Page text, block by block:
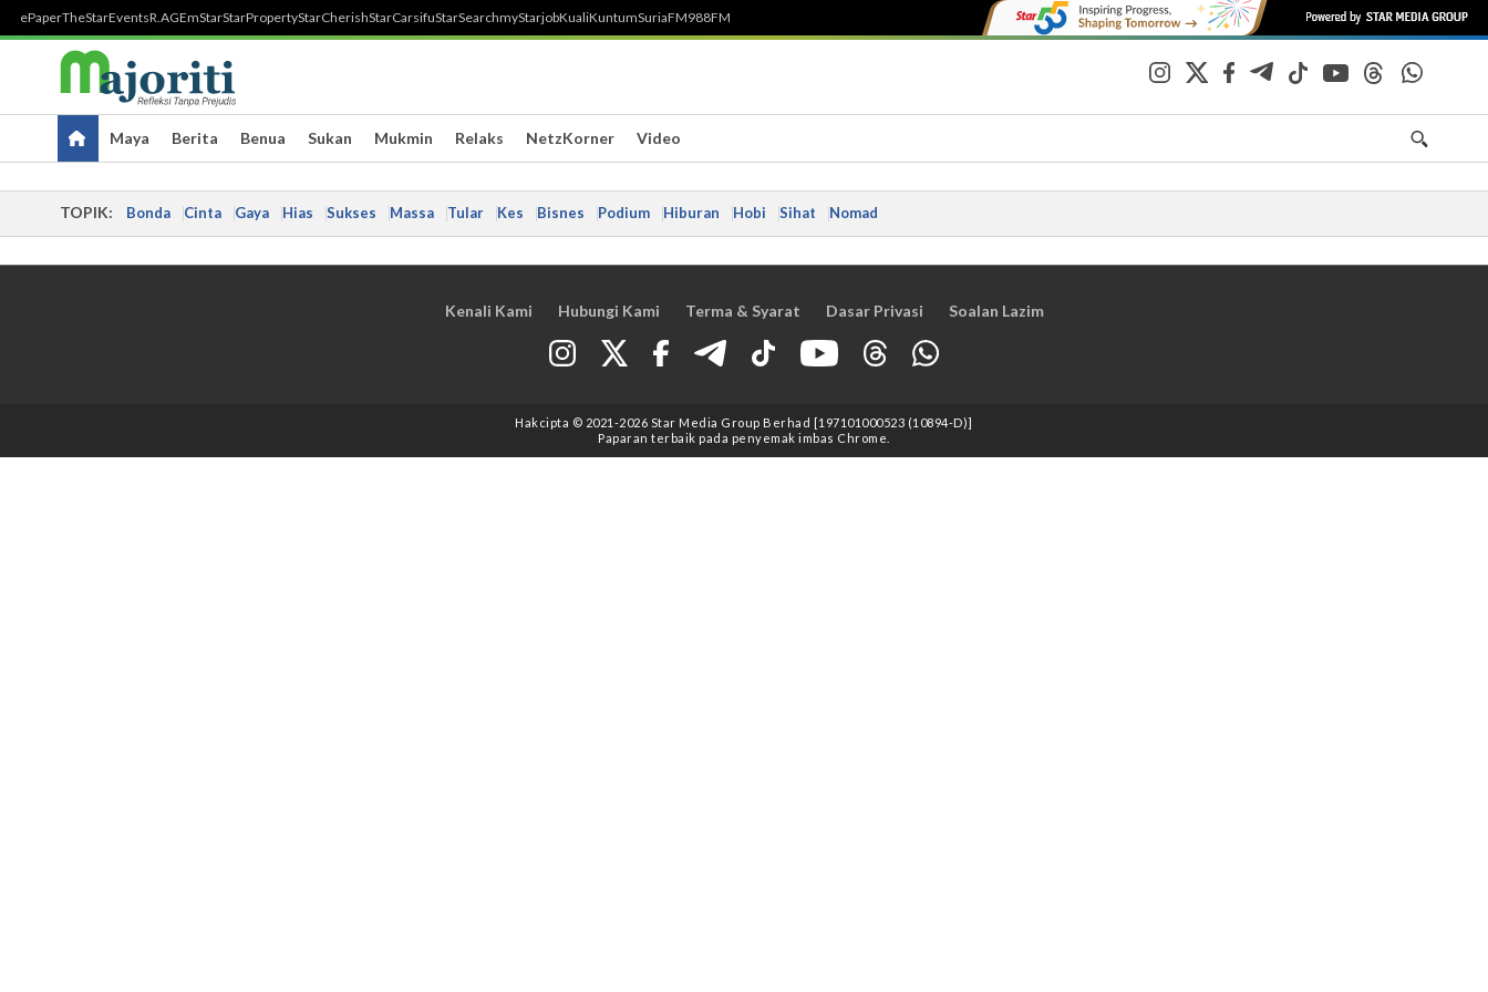
ePaperTheStarEventsR.AGEmStarStarPropertyStarCherishStarCarsifuStarSearchmyStarjobKualiKuntumSuriaFM988FM
Maya Berita Benua Sukan Mukmin Relaks NetzKorner Video
TOPIK: Bonda Cinta Gaya Hias Sukses Massa Tular Kes Bisnes Podium Hiburan Hobi Sihat Nomad
Kenali Kami Hubungi Kami Terma & Syarat Dasar Privasi Soalan Lazim
Hakcipta © 2021 -2026 Star Media Group Berhad [197101000523 (10894-D)]
Paparan terbaik pada penyemak imbas Chrome.